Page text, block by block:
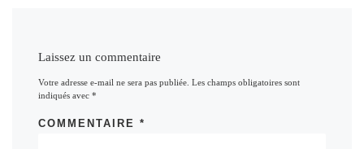
Laissez un commentaire
Votre adresse e-mail ne sera pas publiée. Les champs obligatoires sont
indiqués avec*
COMMENTAIRE*